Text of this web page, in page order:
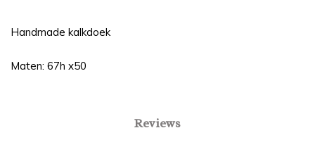
Handmade kalkdoek
Maten: 67h x50
Reviews